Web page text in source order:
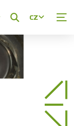
Zobrazit
vyhledávání
CZ